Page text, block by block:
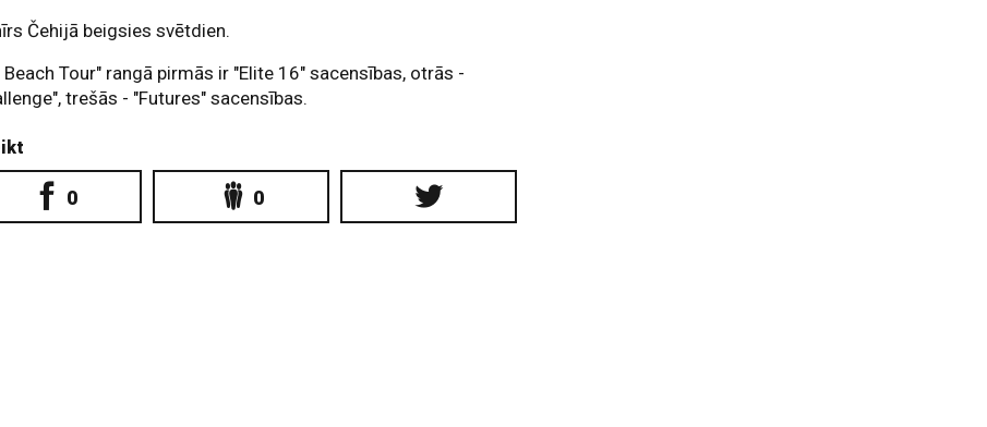
Čehijā beigsies svētdien.
Beach Tour" rangā pirmās ir "Elite 16" sacensības, otrās -
trešās - "Futures" sacensības.
0 0